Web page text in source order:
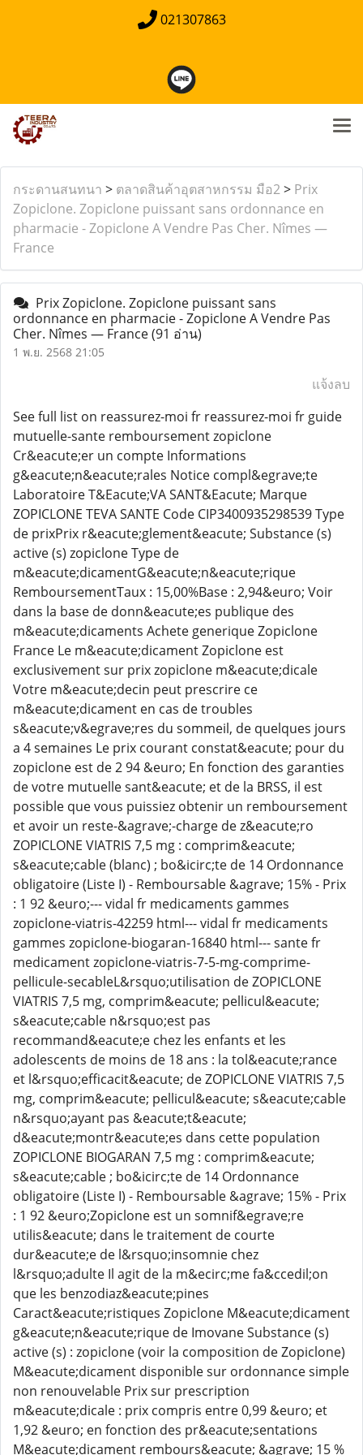
021307863
กระดานสนทนา > ตลาดสินค้าอุตสาหกรรม มือ2> Prix
Zopiclone. Zopiclone puissant sans ordonnance en
pharmacie - Zopiclone A Vendre Pas Cher. Nîmes —
France
Prix Zopiclone. Zopiclone puissant sans
ordonnance en pharmacie - Zopiclone A Vendre Pas
Cher. Nîmes — France(91 อ่าน)
1 พ.ย. 2568 21:05
แจ้งลบ
See full list on reassurez-moi fr reassurez-moi fr guide
mutuelle-sante remboursement zopiclone
Cr&eacute;er un compte Informations
g&eacute;n&eacute;rales Notice compl&egrave;te
Laboratoire T&Eacute;VA SANT&Eacute; Marque
ZOPICLONE TEVA SANTE Code CIP3400935298539 Type
de prixPrix r&eacute;glement&eacute; Substance (s)
active (s) zopiclone Type de
m&eacute;dicamentG&eacute;n&eacute;rique
RemboursementTaux : 15,00%Base : 2,94&euro; Voir
dans la base de donn&eacute;es publique des
m&eacute;dicaments Achete generique Zopiclone
France Le m&eacute;dicament Zopiclone est
exclusivement sur prix zopiclone m&eacute;dicale
Votre m&eacute;decin peut prescrire ce
m&eacute;dicament en cas de troubles
s&eacute;v&egrave;res du sommeil, de quelques jours
a 4 semaines Le prix courant constat&eacute; pour du
zopiclone est de 2 94 &euro; En fonction des garanties
de votre mutuelle sant&eacute; et de la BRSS, il est
possible que vous puissiez obtenir un remboursement
et avoir un reste-&agrave;-charge de z&eacute;ro
ZOPICLONE VIATRIS 7,5 mg : comprim&eacute;
s&eacute;cable (blanc) ; bo&icirc;te de 14 Ordonnance
obligatoire (Liste I) - Remboursable &agrave; 15% - Prix
: 1 92 &euro;--- vidal fr medicaments gammes
zopiclone-viatris-42259 html--- vidal fr medicaments
gammes zopiclone-biogaran-16840 html--- sante fr
medicament zopiclone-viatris-7-5-mg-comprime-
pellicule-secableL&rsquo;utilisation de ZOPICLONE
VIATRIS 7,5 mg, comprim&eacute; pellicul&eacute;
s&eacute;cable n&rsquo;est pas
recommand&eacute;e chez les enfants et les
adolescents de moins de 18 ans : la tol&eacute;rance
et l&rsquo;efficacit&eacute; de ZOPICLONE VIATRIS 7,5
mg, comprim&eacute; pellicul&eacute; s&eacute;cable
n&rsquo;ayant pas &eacute;t&eacute;
d&eacute;montr&eacute;es dans cette population
ZOPICLONE BIOGARAN 7,5 mg : comprim&eacute;
s&eacute;cable ; bo&icirc;te de 14 Ordonnance
obligatoire (Liste I) - Remboursable &agrave; 15% - Prix
: 1 92 &euro;Zopiclone est un somnif&egrave;re
utilis&eacute; dans le traitement de courte
dur&eacute;e de l&rsquo;insomnie chez
l&rsquo;adulte Il agit de la m&ecirc;me fa&ccedil;on
que les benzodiaz&eacute;pines
Caract&eacute;ristiques Zopiclone M&eacute;dicament
g&eacute;n&eacute;rique de Imovane Substance (s)
active (s) : zopiclone (voir la composition de Zopiclone)
M&eacute;dicament disponible sur ordonnance simple
non renouvelable Prix sur prescription
m&eacute;dicale : prix compris entre 0,99 &euro; et
1,92 &euro; en fonction des pr&eacute;sentations
M&eacute;dicament rembours&eacute; &agrave; 15 %